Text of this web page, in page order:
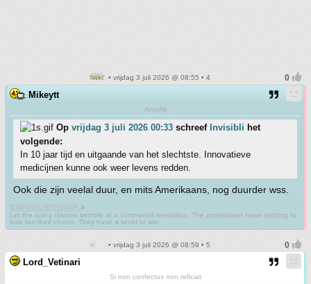
• vrijdag 3 juli 2026 @ 08:55 • 4
Mikeytt
Any/All
Op vrijdag 3 juli 2026 00:33 schreef Invisibli het
volgende:
In 10 jaar tijd en uitgaande van het slechtste. Innovatieve
medicijnen kunne ook weer levens redden.
Ook die zijn veelal duur, en mits Amerikaans, nog duurder wss.
🇨🇳🇻🇳🇱🇦🇨🇺🇰🇵☭
Let the ruling classes tremble at a communist revolution. The proletarians have nothing to
lose but their chains. They have a world to win.
• vrijdag 3 juli 2026 @ 08:59 • 5
Lord_Vetinari
Si non confectus non reficiat